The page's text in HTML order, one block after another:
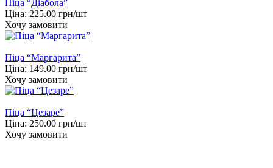
Піца “Діабола”
Ціна: 225.00 грн/шт
Хочу замовити
Піца “Маргарита”
Ціна: 149.00 грн/шт
Хочу замовити
Піца “Цезаре”
Ціна: 250.00 грн/шт
Хочу замовити